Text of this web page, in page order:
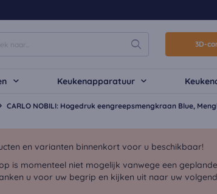
3D-
Keukenapparatuur
CARLO NOBILI: Hogedruk eengreepsmengkraan Blue,
en varianten binnenkort voor u beschikbaar!
is momenteel niet mogelijk vanwege een
u voor uw begrip en kijken uit naar uw